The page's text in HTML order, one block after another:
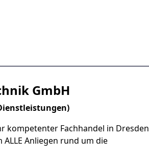
GmbH
kompetenter Fachhandel in Dresden
Anliegen rund um die